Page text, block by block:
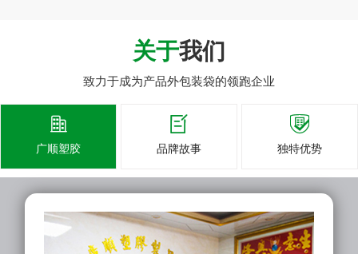
关于我们
致力于成为产品外包装袋的领跑企业

广顺塑胶

品牌故事

独特优势